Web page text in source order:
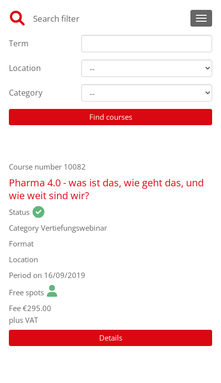
Search filter
Term
Location
Category
Course number 10082
Pharma 4.0 - was ist das, wie geht das, und
wie weit sind wir?
Status
Category Vertiefungswebinar
Format
Location
Period on 16/09/2019
Free spots
Fee €295.00
plus VAT
Details